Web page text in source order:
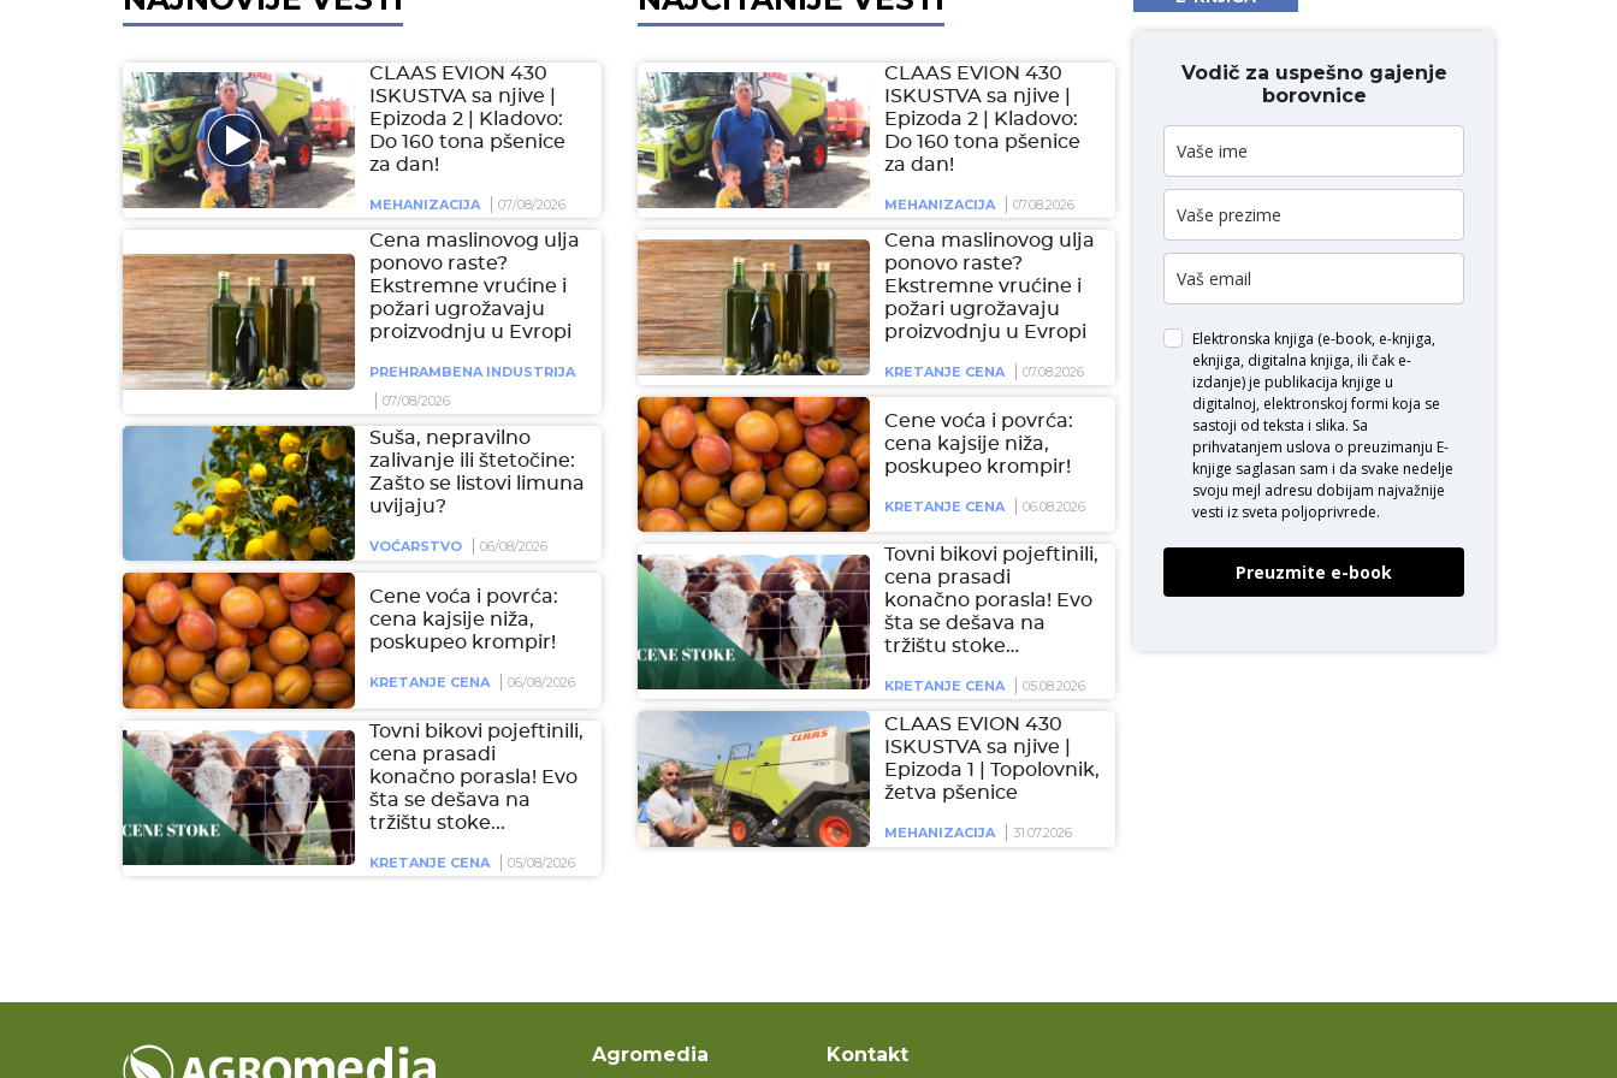
CLAAS EVION 430
ISKUSTVA sa njive |
Epizoda 2 | Kladovo:
Do 160 tona pšenice
za dan!
MEHANIZACIJA 07/08/2026
Cena maslinovog ulja
ponovo raste?
Ekstremne vrućine i
požari ugrožavaju
proizvodnju u Evropi
PREHRAMBENA INDUSTRIJA
07/08/2026
Suša, nepravilno
zalivanje ili štetočine:
Zašto se listovi limuna
uvijaju?
VOĆARSTVO 06/08/2026
Cene voća i povrća:
cena kajsije niža,
poskupeo krompir!
KRETANJE CENA 06/08/2026
Tovni bikovi pojeftinili,
cena prasadi
konačno porasla! Evo
šta se dešava na
tržištu stoke...
KRETANJE CENA 05/08/2026
CLAAS EVION 430
ISKUSTVA sa njive |
Epizoda 2 | Kladovo:
Do 160 tona pšenice
za dan!
MEHANIZACIJA 07.08.2026
Cena maslinovog ulja
ponovo raste?
Ekstremne vrućine i
požari ugrožavaju
proizvodnju u Evropi
KRETANJE CENA 07.08.2026
Cene voća i povrća:
cena kajsije niža,
poskupeo krompir!
KRETANJE CENA 06.08.2026
Tovni bikovi pojeftinili,
cena prasadi
konačno porasla! Evo
šta se dešava na
tržištu stoke…
KRETANJE CENA 05.08.2026
CLAAS EVION 430
ISKUSTVA sa njive |
Epizoda 1 | Topolovnik,
žetva pšenice
MEHANIZACIJA 31.07.2026
Vodič za uspešno gajenje
borovnice
Elektronska knjiga (e-book, e-knjiga,
eknjiga, digitalna knjiga, ili čak e-
izdanje) je publikacija knjige u
digitalnoj, elektronskoj formi koja se
sastoji od teksta i slika. Sa
prihvatanjem uslova o preuzimanju E-
knjige saglasan sam i da svake nedelje
svoju mejl adresu dobijam najvažnije
vesti iz sveta poljoprivrede.
Preuzmite e-book
Agromedia Kontakt